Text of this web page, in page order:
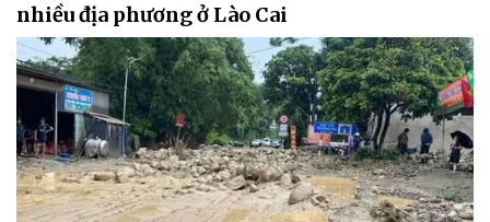
nhiều địa phương ở Lào Cai